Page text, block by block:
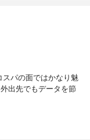
パの面ではかなり魅
出先でもデータを節